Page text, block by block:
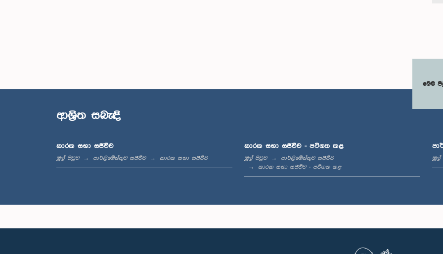
මෙම
ආශ්‍රිත සබැඳි
කාරක සභා සජීවීව
මුල් පිටුව පාර්ලිමේන්තුව සජීවීව කාරක සභා සජීවීව
කාරක සභා සජීවීව - පටිගත කළ
මුල් පිටුව
පාර්ලිමේන්තුව සජීවීව
කාරක සභා සජීවීව - පටිගත කළ
මුල්